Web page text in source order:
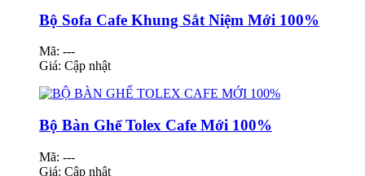
Bộ Sofa Cafe Khung Sắt Niệm Mới 100%
Mã: ---
Giá: Cập nhật
Bộ Bàn Ghế Tolex Cafe Mới 100%
Mã: ---
Giá: Cập nhật